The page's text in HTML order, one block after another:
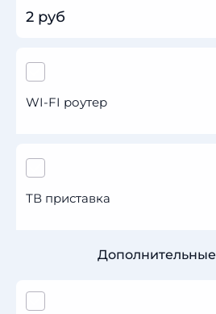
2 руб
WI-FI роутер
ТВ приставка
Дополнительные